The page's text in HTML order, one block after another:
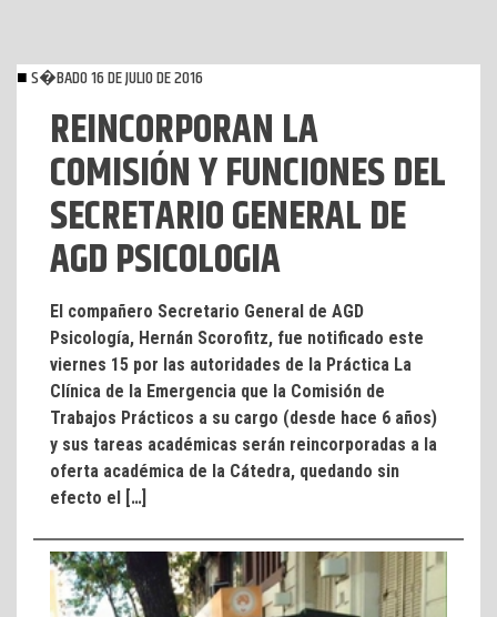
S�BADO 16 DE JULIO DE 2016
REINCORPORAN LA
COMISIÓN Y FUNCIONES DEL
SECRETARIO GENERAL DE
AGD PSICOLOGIA
El compañero Secretario General de AGD
Psicología, Hernán Scorofitz, fue notificado este
viernes 15 por las autoridades de la Práctica La
Clínica de la Emergencia que la Comisión de
Trabajos Prácticos a su cargo (desde hace 6 años)
y sus tareas académicas serán reincorporadas a la
oferta académica de la Cátedra, quedando sin
efecto el […]